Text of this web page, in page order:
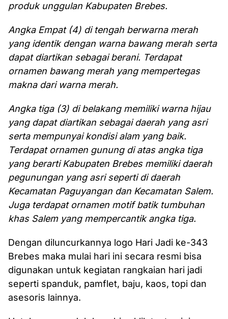
produk unggulan Kabupaten Brebes.
Angka Empat (4) di tengah berwarna merah
yang identik dengan warna bawang merah serta
dapat diartikan sebagai berani. Terdapat
ornamen bawang merah yang mempertegas
makna dari warna merah.
Angka tiga (3) di belakang memiliki warna hijau
yang dapat diartikan sebagai daerah yang asri
serta mempunyai kondisi alam yang baik.
Terdapat ornamen gunung di atas angka tiga
yang berarti Kabupaten Brebes memiliki daerah
pegunungan yang asri seperti di daerah
Kecamatan Paguyangan dan Kecamatan Salem.
Juga terdapat ornamen motif batik tumbuhan
khas Salem yang mempercantik angka tiga.
Dengan diluncurkannya logo Hari Jadi ke-343
Brebes maka mulai hari ini secara resmi bisa
digunakan untuk kegiatan rangkaian hari jadi
seperti spanduk, pamflet, baju, kaos, topi dan
asesoris lainnya.